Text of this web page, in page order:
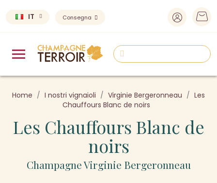
IT Consegna
Home I nostri vignaioli Virginie Bergeronneau
Les
Chauffours Blanc de noirs
Les Chauffours Blanc de
noirs
Champagne Virginie Bergeronneau